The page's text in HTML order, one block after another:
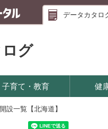
データカタロ
グ
子育て・教育 健
設一覧【北海道】